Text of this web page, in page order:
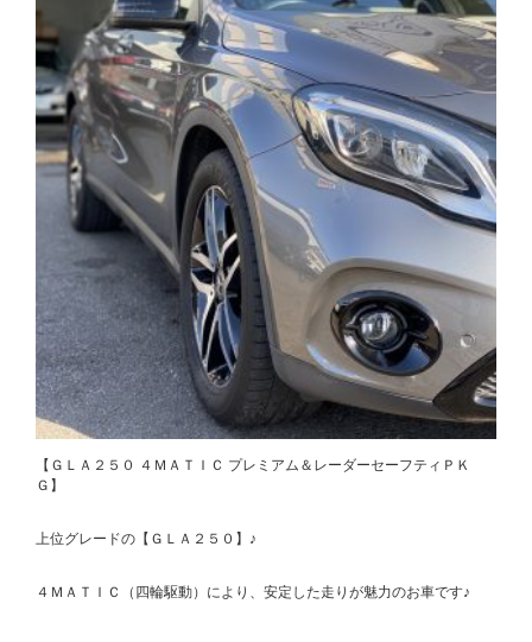
【ＧＬＡ２５０ ４ＭＡＴＩＣ プレミアム＆レーダーセーフティＰＫ
Ｇ】
上位グレードの【ＧＬＡ２５０】♪
４ＭＡＴＩＣ（四輪駆動）により、安定した走りが魅力のお車です♪